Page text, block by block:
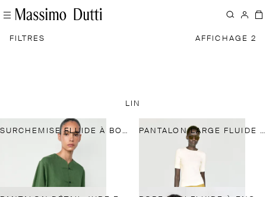
FILTRES AFFICHAGE 2
LIN
SURCHEMISE FLUIDE À BOUTONS ESPRIT TOTAL LOOK PANTALON LARGE FLUIDE EN LIN MÉLANGÉ